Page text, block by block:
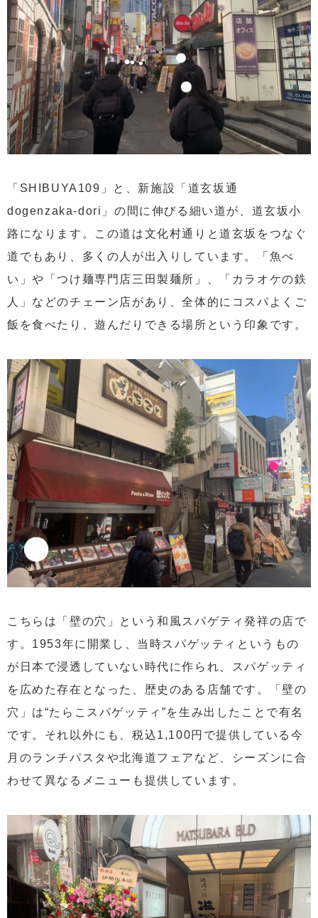
「SHIBUYA109」と、新施設「道玄坂通
dogenzaka-dori」の間に伸びる細い道が、道玄坂小
路になります。この道は文化村通りと道玄坂をつなぐ
道でもあり、多くの人が出入りしています。「魚べ
い」や「つけ麺専門店三田製麺所」、「カラオケの鉄
人」などのチェーン店があり、全体的にコスパよくご
飯を食べたり、遊んだりできる場所という印象です。
こちらは「壁の穴」という和風スパゲティ発祥の店で
す。1953年に開業し、当時スパゲッティというもの
が日本で浸透していない時代に作られ、スパゲッティ
を広めた存在となった、歴史のある店舗です。「壁の
穴」は“たらこスパゲッティ”を生み出したことで有名
です。それ以外にも、税込1,100円で提供している今
月のランチパスタや北海道フェアなど、シーズンに合
わせて異なるメニューも提供しています。